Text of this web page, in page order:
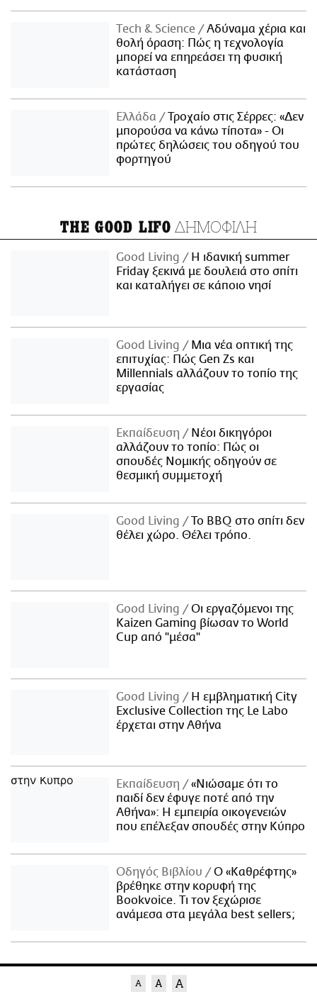
Τech & Science
Αδύναμα χέρια και
θολή όραση: Πώς η τεχνολογία
μπορεί να επηρεάσει τη φυσική
κατάσταση
Ελλάδα
Τροχαίο στις Σέρρες: «Δεν
μπορούσα να κάνω τίποτα» - Οι
πρώτες δηλώσεις του οδηγού του
φορτηγού
THE GOOD LIFO ΔΗΜΟΦΙΛΗ
Good Living
Η ιδανική summer
Friday ξεκινά με δουλειά στο σπίτι
και καταλήγει σε κάποιο νησί
Good Living
Μια νέα οπτική της
επιτυχίας: Πώς Gen Zs και
Millennials αλλάζουν το τοπίο της
εργασίας
Εκπαίδευση
Νέοι δικηγόροι
αλλάζουν το τοπίο: Πώς οι
σπουδές Νομικής οδηγούν σε
θεσμική συμμετοχή
Good Living
Το BBQ στο σπίτι δεν
θέλει χώρο. Θέλει τρόπο.
Good Living
Οι εργαζόμενοι της
Kaizen Gaming βίωσαν το World
Cup από "μέσα"
Good Living
Η εμβληματική City
Exclusive Collection της Le Labo
έρχεται στην Αθήνα
Εκπαίδευση
«Νιώσαμε ότι το
παιδί δεν έφυγε ποτέ από την
Αθήνα»: Η εμπειρία οικογενειών
που επέλεξαν σπουδές στην Κύπρο
Οδηγός Βιβλίου
Ο «Καθρέφτης»
βρέθηκε στην κορυφή της
Bookvoice. Τι τον ξεχώρισε
ανάμεσα στα μεγάλα best sellers;